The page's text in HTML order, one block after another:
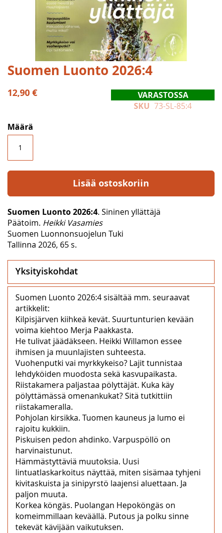
Skip
to
the
beginning
images
gallery
Suomen Luonto 2026:4
12,90 €
VARASTOSSA
SKU 73-SL-85:4
Määrä
Lisää ostoskoriin
Suomen Luonto 2026:4. Sininen yllättäjä
Päätoim. Heikki Vasamies
Suomen Luonnonsuojelun Tuki
Tallinna 2026, 65 s.
Yksityiskohdat
Suomen Luonto 2026:4 sisältää mm. seuraavat
artikkelit:
Kilpisjärven kiihkeä kevät. Suurtunturien kevään
voima kiehtoo Merja Paakkasta.
He tulivat jäädäkseen. Heikki Willamon essee
ihmisen ja muunlajisten suhteesta.
Vuohenputki vai myrkkykeiso? Lajit tunnistaa
lehdyköiden muodosta sekä kasvupaikasta.
Riistakamera paljastaa pölyttäjät. Kuka käy
pölyttämässä omenankukat? Sitä tutkittiin
riistakameralla.
Pohjolan kirsikka. Tuomen kauneus ja lumo ei
rajoitu kukkiin.
Piskuisen pedon ahdinko. Varpuspöllö on
harvinaistunut.
Hämmästyttäviä muutoksia. Uusi
lintuatlaskarkoitus näyttää, miten sisämaa tyhjeni
kivitaskuista ja sinipyrstö laajensi aluettaan. Ja
paljon muuta.
Korkea köngäs. Puolangan Hepoköngäs on
komeimmillaan keväällä. Putous ja polku sinne
tekevät kävijään vaikutuksen.